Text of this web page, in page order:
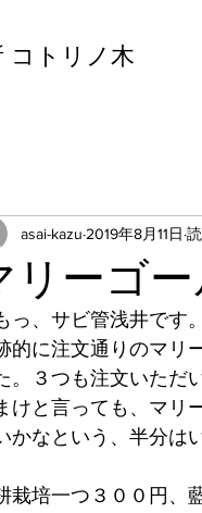
コトリノ木
リーゴ
asai-kazu 2019年8月11日
っ、サビ管浅井です。
的に注文通りのマリ
。３つも注文いただ
けと言っても、マリ
かなという、半分は
栽培一つ３００円、